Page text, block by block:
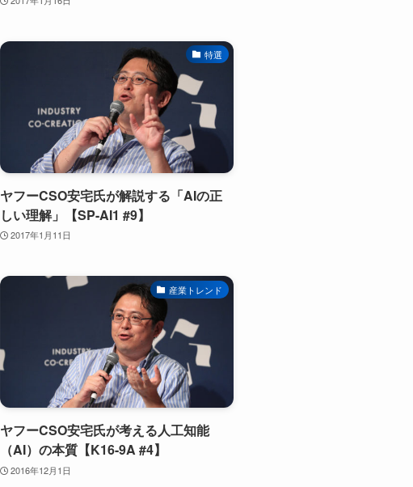
特選
ヤフーCSO安宅氏が解説する「AIの正
しい理解」【SP-AI1 #9】
2017年1月11日
産業トレンド
ヤフーCSO安宅氏が考える人工知能
（AI）の本質【K16-9A #4】
2016年12月1日